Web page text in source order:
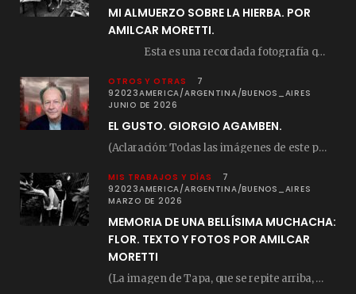
MI ALMUERZO SOBRE LA HIERBA. POR
AMILCAR MORETTI.
Esta es una recordada fotografía que registré…
OTROS Y OTRAS
7
92023AMERICA/ARGENTINA/BUENOS_AIRES
JUNIO DE 2026
EL GUSTO. GIORGIO AGAMBEN.
(Aclaración: Todas las imágenes de este posteo fueron tomadas de Bloghemia.com, y todos los…
MIS TRABAJOS Y DÍAS
7
92023AMERICA/ARGENTINA/BUENOS_AIRES
MARZO DE 2026
MEMORIA DE UNA BELLÍSIMA MUCHACHA:
FLOR. TEXTO Y FOTOS POR AMILCAR
MORETTI
(La imagen de Tapa, que se repite arriba, fue compuesta por Amilcar Moretti el viernes…